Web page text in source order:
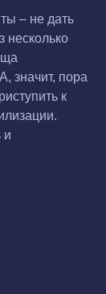
– не дать
несколько
значит, пора
к
и